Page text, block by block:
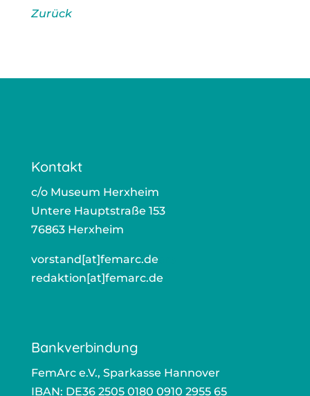
Zurück
Kontakt
c/o Museum Herxheim
Untere Hauptstraße 153
76863 Herxheim
vorstand[at]femarc.de
redaktion[at]femarc.de
Bankverbindung
FemArc e.V., Sparkasse Hannover
IBAN: DE36 2505 0180 0910 2955 65